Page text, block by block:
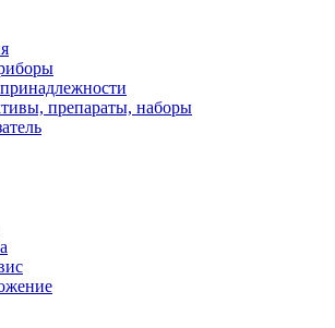
препараты, наборы